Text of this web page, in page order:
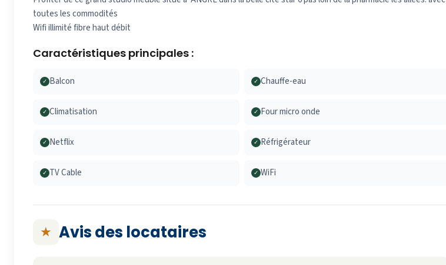
toutes les commodités
Wifi illimité fibre haut débit
Caractéristiques principales :
✓ Balcon ✓ Chauffe-eau
✓ Climatisation ✓ Four micro onde
✓ Netflix ✓ Réfrigérateur
✓ TV Cable ✓ WiFi
★ Avis des locataires